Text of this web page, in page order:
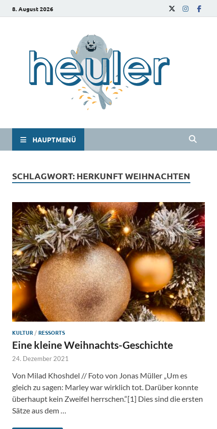
8. August 2026
HAUPTMENÜ
SCHLAGWORT: HERKUNFT WEIHNACHTEN
KULTUR /RESSORTS
Eine kleine Weihnachts-Geschichte
24. Dezember 2021
Von Milad Khoshdel // Foto von Jonas Müller „Um es
gleich zu sagen: Marley war wirklich tot. Darüber konnte
überhaupt kein Zweifel herrschen.“[1] Dies sind die ersten
Sätze aus dem …